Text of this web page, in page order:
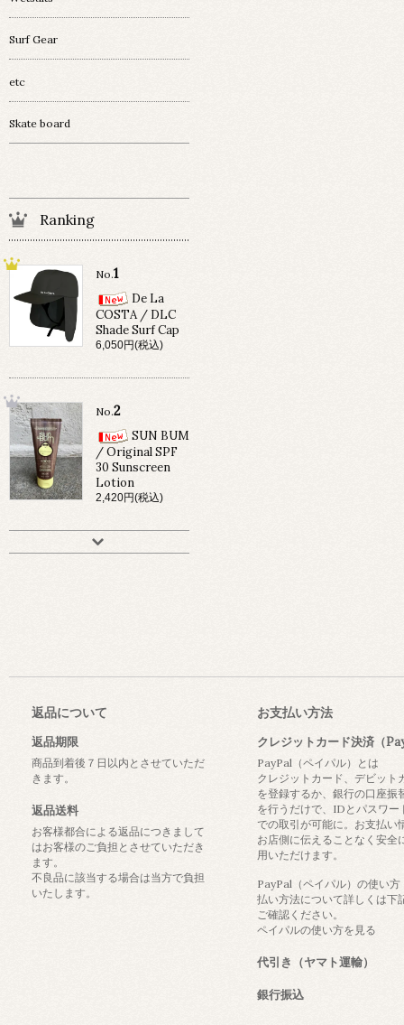
Surf Gear
etc
Skate board
Ranking
No.1
De La
COSTA / DLC
Shade Surf Cap
6,050円(税込)
No.2
SUN BUM
/ Original SPF
30 Sunscreen
Lotion
2,420円(税込)
返品について
返品期限
商品到着後７日以内とさせていただ
きます。
返品送料
お客様都合による返品につきまして
はお客様のご負担とさせていただき
ます。
不良品に該当する場合は当方で負担
いたします。
お支払い方法
クレジットカード決済（
PayPal（ペイパル）とは
クレジットカード、デビット
を登録するか、銀行の口座振
を行うだけで、IDとパスワー
での取引が可能に。お支払い
お店側に伝えることなく安全
用いただけます。
PayPal（ペイパル）の使い方
払い方法について詳しくは下
ご確認ください。
ペイパルの使い方を見る
代引き（ヤマト運輸）
銀行振込